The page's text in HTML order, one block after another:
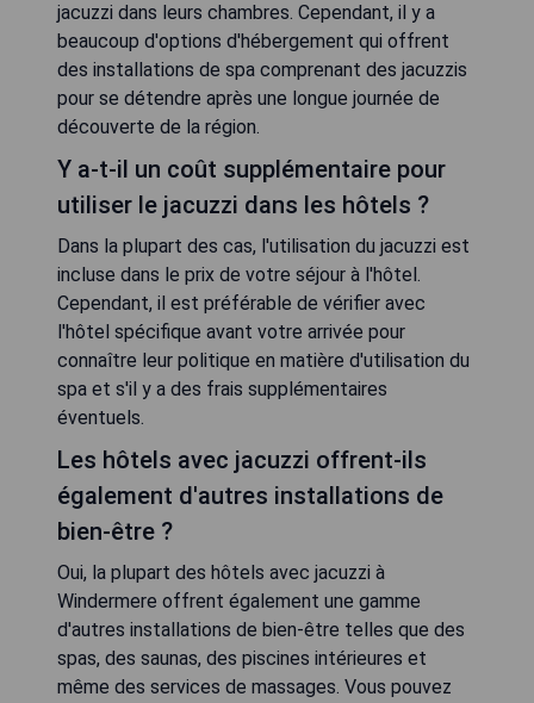
jacuzzi dans leurs chambres. Cependant, il y a
beaucoup d'options d'hébergement qui offrent
des installations de spa comprenant des jacuzzis
pour se détendre après une longue journée de
découverte de la région.
Y a-t-il un coût supplémentaire pour
utiliser le jacuzzi dans les hôtels ?
Dans la plupart des cas, l'utilisation du jacuzzi est
incluse dans le prix de votre séjour à l'hôtel.
Cependant, il est préférable de vérifier avec
l'hôtel spécifique avant votre arrivée pour
connaître leur politique en matière d'utilisation du
spa et s'il y a des frais supplémentaires
éventuels.
Les hôtels avec jacuzzi offrent-ils
également d'autres installations de
bien-être ?
Oui, la plupart des hôtels avec jacuzzi à
Windermere offrent également une gamme
d'autres installations de bien-être telles que des
spas, des saunas, des piscines intérieures et
même des services de massages. Vous pouvez